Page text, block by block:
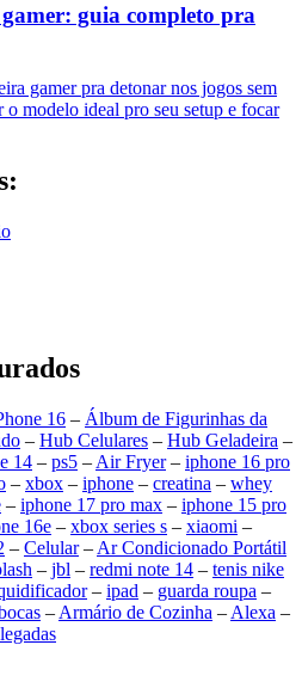
guia completo pra
gamer pra detonar nos jogos sem
o modelo ideal pro seu setup e focar
16 – Álbum de Figurinhas da
– Hub Celulares – Hub Geladeira –
14 – ps5 – Air Fryer– iphone 16 pro
– xbox – iphone – creatina – whey
– iphone 17 pro max – iphone 15 pro
16e – xbox series s – xiaomi –
– Celular– Ar Condicionado Portátil
– jbl – redmi note 14 – tenis nike
– ipad – guarda roupa –
– Armário de Cozinha – Alexa –